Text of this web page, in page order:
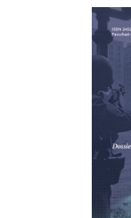
Barra
lateral
del
artículo